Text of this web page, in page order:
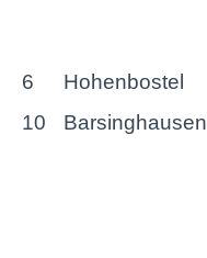
6
Hohenbostel
10
Barsinghausen